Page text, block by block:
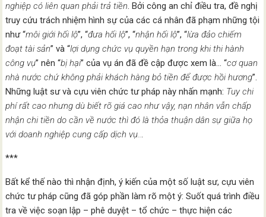
nghiệp có liên quan phải trả tiền. Bởi công an chỉ điều tra, đề nghị
truy cứu trách nhiệm hình sự của các cá nhân đã phạm những tội
như “môi giới hối lộ”, “đưa hối lộ”, “nhận hối lộ”, “lừa đảo chiếm
đoạt tài sản” và “lợi dụng chức vụ quyền hạn trong khi thi hành
công vụ” nên “bị hại” của vụ án đã đề cập được xem là… “cơ quan
nhà nước chứ không phải khách hàng bỏ tiền đểđược hồi hương”.
Những luật sư và cựu viên chức tư pháp này nhấn mạnh: Tuy chi
phí rất cao nhưng dù biết rõ giá cao như vậy, nạn nhân vẫn chấp
nhận chi tiền do cần về nước thì đó là thỏa thuận dân sự giữa họ
với doanh nghiệp cung cấp dịch vụ...
***
Bất kể thế nào thì nhận định, ý kiến của một số luật sư, cựu viên
chức tư pháp cũng đã góp phần làm rõ một ý: Suốt quá trình điều
tra về việc soạn lập – phê duyệt – tổ chức – thực hiện các